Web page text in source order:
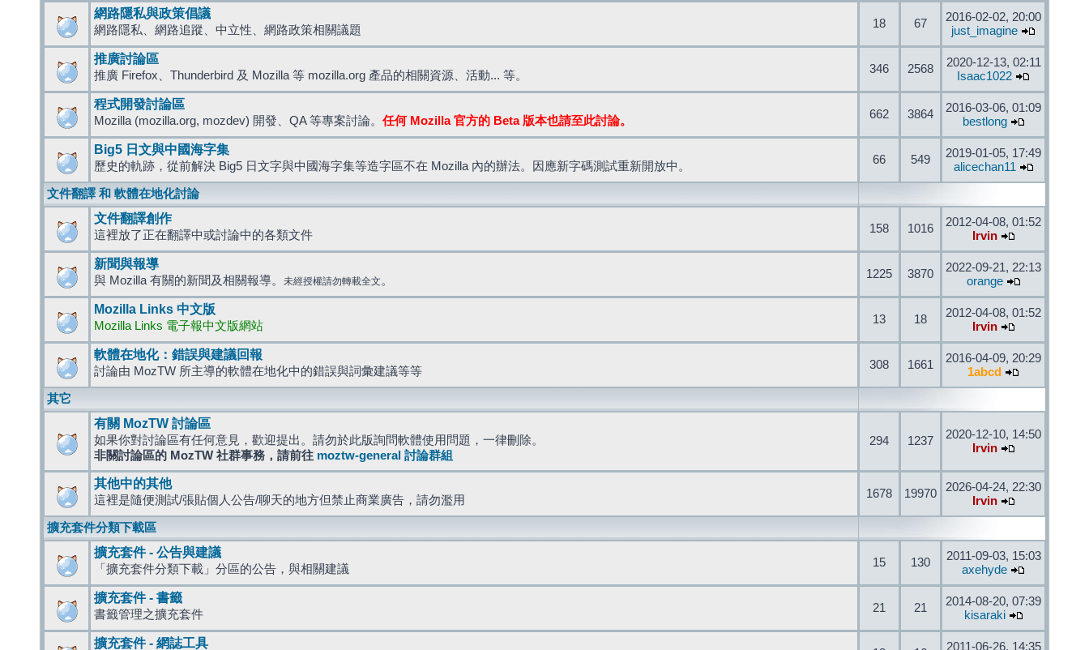
網路隱私與政策倡議
網路隱私、網路追蹤、中立性、網路政策相關議題 18 67
2016-02-02, 20:00
just_imagine
推廣討論區
推廣 Firefox、Thunderbird 及 Mozilla 等 mozilla.org 產品的相關資源、活動... 等。 346 2568
2020-12-13, 02:11
Isaac1022
程式開發討論區
Mozilla (mozilla.org, mozdev) 開發、QA 等專案討論。 任何 Mozilla 官方的 Beta 版本也請至此討論。 662 3864
2016-03-06, 01:09
bestlong
Big5 日文與中國海字集
歷史的軌跡，從前解決 Big5 日文字與中國海字集等造字區不在 Mozilla 內的辦法。因應新字碼測試重新開放中。 66 549
2019-01-05, 17:49
alicechan11
文件翻譯 和 軟體在地化討論
文件翻譯創作
這裡放了正在翻譯中或討論中的各類文件 158 1016
2012-04-08, 01:52
Irvin
新聞與報導
與 Mozilla 有關的新聞及相關報導。 未經授權請勿轉載全文 。 1225 3870
2022-09-21, 22:13
orange
Mozilla Links 中文版
Mozilla Links 電子報中文版網站 13 18
2012-04-08, 01:52
Irvin
軟體在地化：錯誤與建議回報
討論由 MozTW 所主導的軟體在地化中的錯誤與詞彙建議等等 308 1661
2016-04-09, 20:29
1abcd
其它
有關 MozTW 討論區
如果你對討論區有任何意見，歡迎提出。請勿於此版詢問軟體使用問題，一律刪除。
非關討論區的 MozTW 社群事務，請前往 moztw-general 討論群組
294 1237
2020-12-10, 14:50
Irvin
其他中的其他
這裡是隨便測試/張貼個人公告/聊天的地方但禁止商業廣告，請勿濫用 1678 19970
2026-04-24, 22:30
Irvin
擴充套件分類下載區
擴充套件 - 公告與建議
「擴充套件分類下載」分區的公告，與相關建議 15 130
2011-09-03, 15:03
axehyde
擴充套件 - 書籤
書籤管理之擴充套件 21 21
2014-08-20, 07:39
kisaraki
擴充套件 - 網誌工具
2011-06-26, 14:35